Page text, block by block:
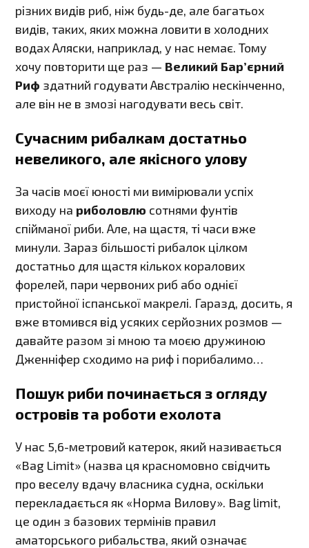
різних видів риб, ніж будь-де, але багатьох
видів, таких, яких можна ловити в холодних
водах Аляски, наприклад, у нас немає. Тому
хочу повторити ще раз — Великий Бар’єрний
Риф здатний годувати Австралію нескінченно,
але він не в змозі нагодувати весь світ.
Сучасним рибалкам достатньо
невеликого, але якісного улову
За часів моєї юності ми вимірювали успіх
виходу на риболовлю сотнями фунтів
спійманої риби. Але, на щастя, ті часи вже
минули. Зараз більшості рибалок цілком
достатньо для щастя кількох коралових
форелей, пари червоних риб або однієї
пристойної іспанської макрелі. Гаразд, досить, я
вже втомився від усяких серйозних розмов —
давайте разом зі мною та моєю дружиною
Дженніфер сходимо на риф і порибалимо…
Пошук риби починається з огляду
островів та роботи ехолота
У нас 5,6-метровий катерок, який називається
«Bag Limit» (назва ця красномовно свідчить
про веселу вдачу власника судна, оскільки
перекладається як «Норма Вилову». Bag limit,
це один з базових термінів правил
аматорського рибальства, який означає